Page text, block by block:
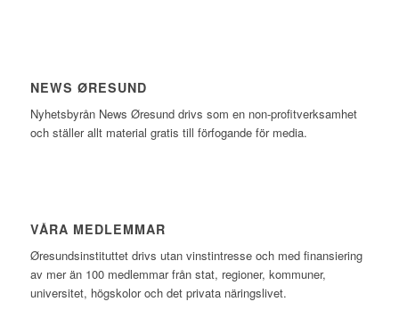
NEWS ØRESUND
Nyhetsbyrån News Øresund drivs som en non-profitverksamhet
och ställer allt material gratis till förfogande för media.
VÅRA MEDLEMMAR
Øresundsinstituttet drivs utan vinst­intresse och med finansiering
av mer än 100 medlemmar från stat, regioner, kommuner,
universitet, högskolor och det privata näringslivet.